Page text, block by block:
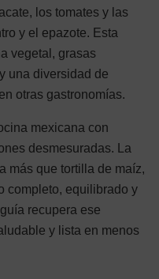
los tomates y las
y el epazote. Esta
vegetal, grasas
una diversidad de
otras gastronomías.
mexicana con
desmesuradas. La
más que tortilla de maíz,
completo, equilibrado y
recupera ese
y lista en menos